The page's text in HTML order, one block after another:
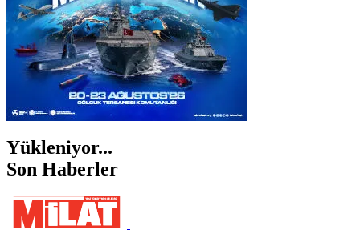
Yükleniyor...
Son Haberler